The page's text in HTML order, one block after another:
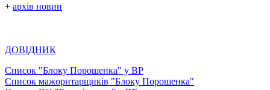
+ архів новин
ДОВІДНИК
Список "Блоку Порошенка" у ВР
Список мажоритарщиків "Блоку Порошенка"